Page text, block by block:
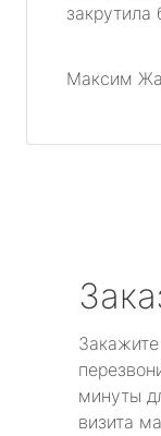
закрутила
Максим
минуты
визита